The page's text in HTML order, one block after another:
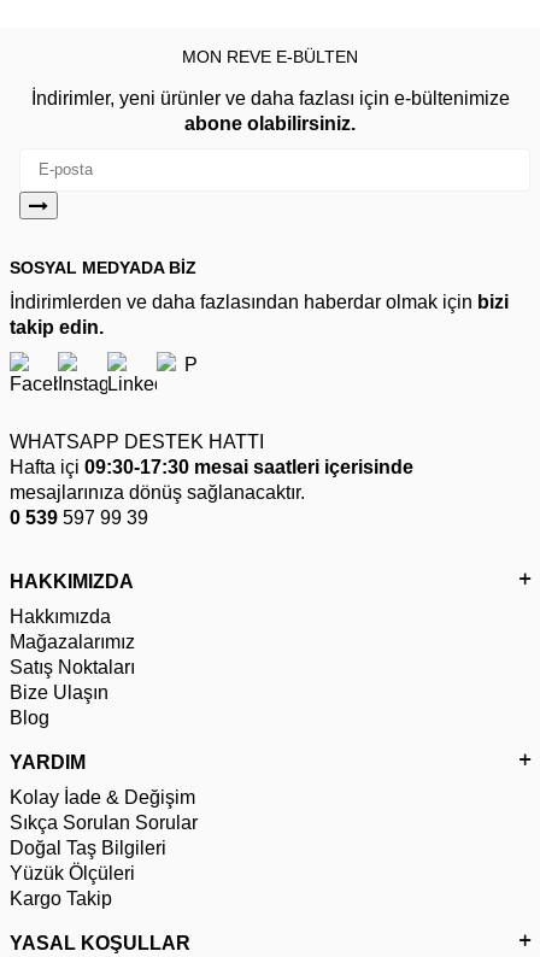
MON REVE E-BÜLTEN
İndirimler, yeni ürünler ve daha fazlası için e-bültenimize
abone olabilirsiniz.
SOSYAL MEDYADA BİZ
İndirimlerden ve daha fazlasından haberdar olmak için bizi
takip edin.
WHATSAPP DESTEK HATTI
Hafta içi 09:30-17:30 mesai saatleri içerisinde
mesajlarınıza dönüş sağlanacaktır.
0 539 597 99 39
HAKKIMIZDA
Hakkımızda
Mağazalarımız
Satış Noktaları
Bize Ulaşın
Blog
YARDIM
Kolay İade & Değişim
Sıkça Sorulan Sorular
Doğal Taş Bilgileri
Yüzük Ölçüleri
Kargo Takip
YASAL KOŞULLAR